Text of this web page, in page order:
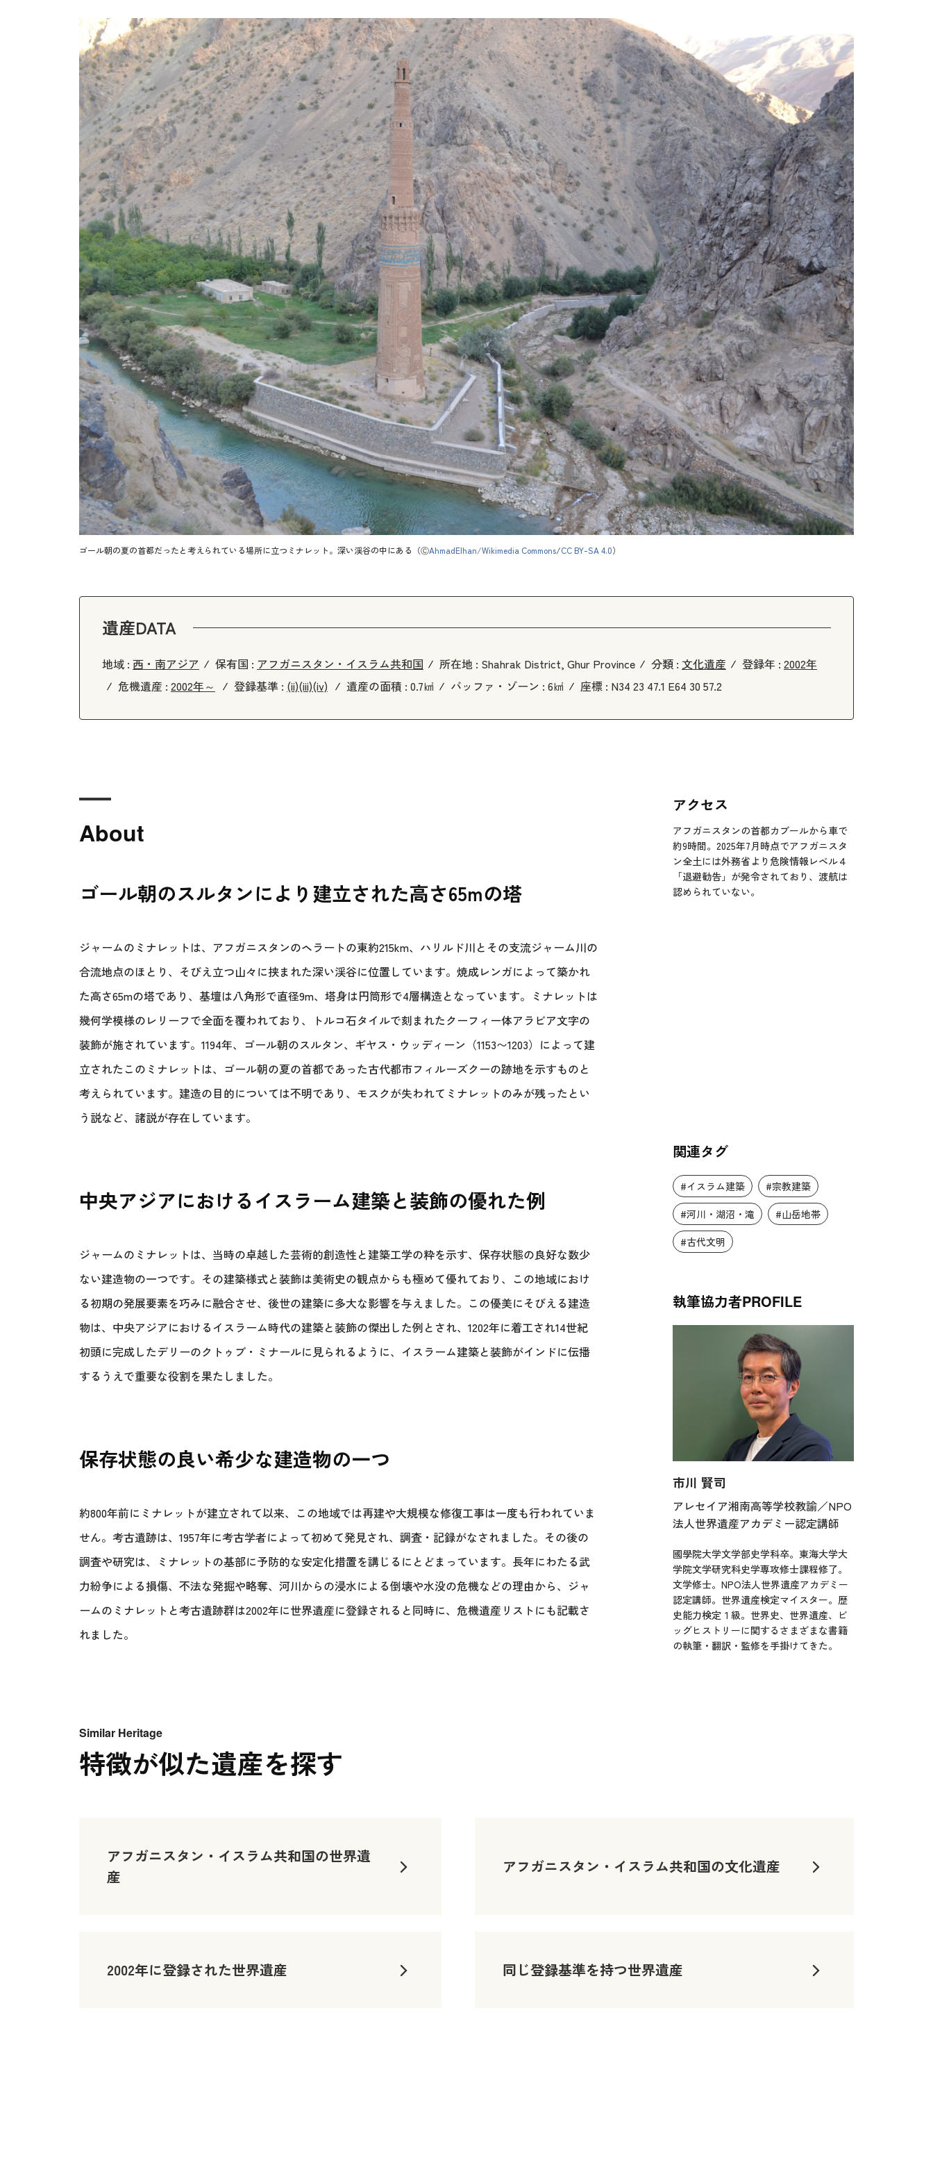
ゴール朝の夏の首都だったと考えられている場所に立つミナレット。深い渓谷の中にある（ⒸAhmadElhan/Wikimedia Commons/CC BY-SA 4.0）
遺産DATA
地域 : 西・南アジア 保有国 : アフガニスタン・イスラム共和国 所在地 : Shahrak District, Ghur Province 分類 : 文化遺産 登録年 : 2002年
危機遺産 : 2002年～ 登録基準 : (ii)(iii)(iv) 遺産の面積 : 0.7㎢ バッファ・ゾーン : 6㎢ 座標 : N34 23 47.1 E64 30 57.2
About
ゴール朝のスルタンにより建立された高さ65mの塔
ジャームのミナレットは、アフガニスタンのヘラートの東約215km、ハリルド川とその支流ジャーム川の
合流地点のほとり、そびえ立つ山々に挟まれた深い渓谷に位置しています。焼成レンガによって築かれ
た高さ65mの塔であり、基壇は八角形で直径9m、塔身は円筒形で4層構造となっています。ミナレットは
幾何学模様のレリーフで全面を覆われており、トルコ石タイルで刻まれたクーフィー体アラビア文字の
装飾が施されています。1194年、ゴール朝のスルタン、ギヤス・ウッディーン（1153〜1203）によって建
立されたこのミナレットは、ゴール朝の夏の首都であった古代都市フィルーズクーの跡地を示すものと
考えられています。建造の目的については不明であり、モスクが失われてミナレットのみが残ったとい
う説など、諸説が存在しています。
中央アジアにおけるイスラーム建築と装飾の優れた例
ジャームのミナレットは、当時の卓越した芸術的創造性と建築工学の粋を示す、保存状態の良好な数少
ない建造物の一つです。その建築様式と装飾は美術史の観点からも極めて優れており、この地域におけ
る初期の発展要素を巧みに融合させ、後世の建築に多大な影響を与えました。この優美にそびえる建造
物は、中央アジアにおけるイスラーム時代の建築と装飾の傑出した例とされ、1202年に着工され14世紀
初頭に完成したデリーのクトゥブ・ミナールに見られるように、イスラーム建築と装飾がインドに伝播
するうえで重要な役割を果たしました。
保存状態の良い希少な建造物の一つ
約800年前にミナレットが建立されて以来、この地域では再建や大規模な修復工事は一度も行われていま
せん。考古遺跡は、1957年に考古学者によって初めて発見され、調査・記録がなされました。その後の
調査や研究は、ミナレットの基部に予防的な安定化措置を講じるにとどまっています。長年にわたる武
力紛争による損傷、不法な発掘や略奪、河川からの浸水による倒壊や水没の危機などの理由から、ジャ
ームのミナレットと考古遺跡群は2002年に世界遺産に登録されると同時に、危機遺産リストにも記載さ
れました。
アクセス
アフガニスタンの首都カブールから車で
約9時間。2025年7月時点でアフガニスタ
ン全土には外務省より危険情報レベル４
「退避勧告」が発令されており、渡航は
認められていない。
関連タグ
#イスラム建築
#宗教建築
#河川・湖沼・滝
#山岳地帯
#古代文明
執筆協力者PROFILE
市川 賢司
アレセイア湘南高等学校教諭／NPO
法人世界遺産アカデミー認定講師
國學院大学文学部史学科卒。東海大学大
学院文学研究科史学専攻修士課程修了。
文学修士。NPO法人世界遺産アカデミー
認定講師。世界遺産検定マイスター。歴
史能力検定１級。世界史、世界遺産、ビ
ッグヒストリーに関するさまざまな書籍
の執筆・翻訳・監修を手掛けてきた。
Similar Heritage
特徴が似た遺産を探す
アフガニスタン・イスラム共和国の世界遺
産
アフガニスタン・イスラム共和国の文化遺産
2002年に登録された世界遺産 同じ登録基準を持つ世界遺産